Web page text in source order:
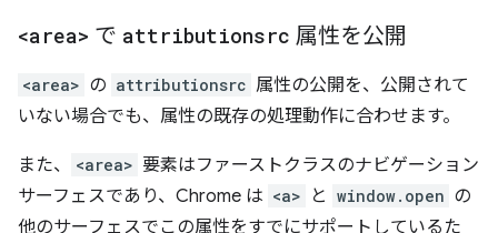
<area> で attributionsrc 属性を公開
<area> の attributionsrc 属性の公開を、公開されて
いない場合でも、属性の既存の処理動作に合わせます。
また、 <area> 要素はファーストクラスのナビゲーション
サーフェスであり、Chrome は <a> と window.open の
他のサーフェスでこの属性をすでにサポートしているた